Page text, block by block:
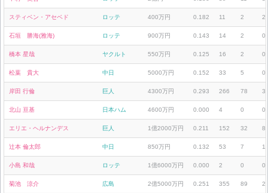
スティベン・アセベド ロッテ 400万円 0.182 11 2 2
石垣 勝海(雅海) ロッテ 900万円 0.143 14 2 0
橋本 星哉 ヤクルト 550万円 0.125 16 2 0
松葉 貴大 中日 5000万円 0.152 33 5 0
岸田 行倫 巨人 4300万円 0.293 266 78
北山 亘基 日本ハム 4600万円 0.000 4 0 0
エリエ・ヘルナンデス 巨人 1億2000万円 0.211 152 32 8
辻本 倫太郎 中日 850万円 0.132 53 7 1
小島 和哉 ロッテ 1億6000万円 0.000 2 0 0
菊池 涼介 広島 2億5000万円 0.251 355 89